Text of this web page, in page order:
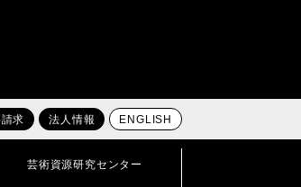
求 法人情報 ENGLISH
芸術資源研究センター